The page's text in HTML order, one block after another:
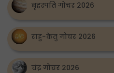
बृहस्पति गोचर 2026
राहु-केतु गोचर 2026
चंद्र गोचर 2026